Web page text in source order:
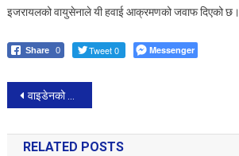
इजरायलको वायुसेनाले यी हवाई आक्रमणको जवाफ दिएको छ।
Share 0 Tweet 0 Messenger
Post
navigation
वाइडेनको आरोपः अफगानिस्तानवाट अमेरिका सेना फिर्ता गर्ने तरिकामा ट्रम्प दाेषी
RELATED POSTS